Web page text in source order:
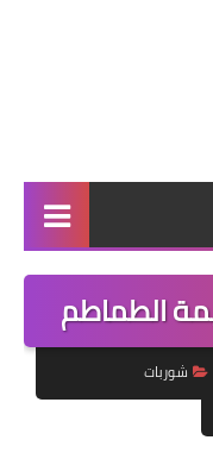
رئيسية
الطماطم
شوربات